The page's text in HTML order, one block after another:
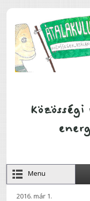
Menu
2016. már 1.